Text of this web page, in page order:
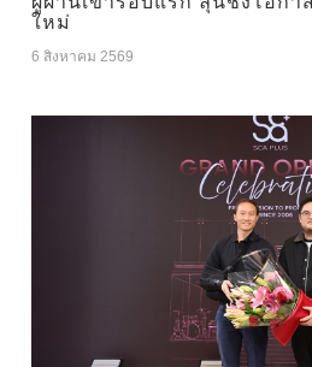
ใหม่
6 สิงหาคม 2569